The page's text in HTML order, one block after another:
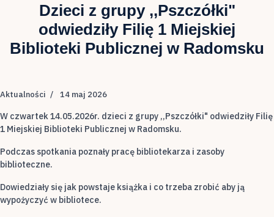
Dzieci z grupy ,,Pszczółki"
odwiedziły Filię 1 Miejskiej
Biblioteki Publicznej w Radomsku
Aktualności 14 maj 2026
W czwartek 14.05.2026r. dzieci z grupy ,,Pszczółki" odwiedziły Filię
1 Miejskiej Biblioteki Publicznej w Radomsku.
Podczas spotkania poznały pracę bibliotekarza i zasoby
biblioteczne.
Dowiedziały się jak powstaje książka i co trzeba zrobić aby ją
wypożyczyć w bibliotece.